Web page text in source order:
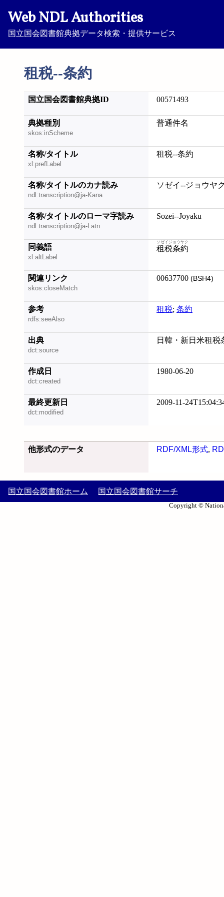
Web NDL Authorities
国立国会図書館典拠データ検索・提供サービス
租税--条約
国立国会図書館典拠ID 00571493
典拠種別
skos:inScheme
普通件名
名称/タイトル
xl:prefLabel
租税--条約
名称/タイトルのカナ読み
ndl:transcription@ja-Kana
ソゼイ--ジョウヤ
名称/タイトルのローマ字読み
ndl:transcription@ja-Latn
Sozei--Joyaku
同義語
xl:altLabel
租税条約
ソゼイジョウヤク
関連リンク
skos:closeMatch
00637700 (BSH4)
参考
rdfs:seeAlso
租税; 条約
出典
dct:source
日韓・新日米租税
作成日
dct:created
1980-06-20
最終更新日
dct:modified
2009-11-
他形式のデータ RDF/XML形式,
国立国会図書館ホーム 国立国会図書館サーチ
Copyright ©